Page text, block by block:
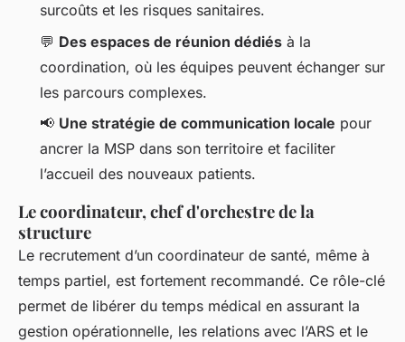
surcoûts et les risques sanitaires.
💬 Des espaces de réunion dédiés à la
coordination, où les équipes peuvent échanger sur
les parcours complexes.
📢 Une stratégie de communication locale pour
ancrer la MSP dans son territoire et faciliter
l’accueil des nouveaux patients.
Le coordinateur, chef d'orchestre de la
structure
Le recrutement d’un coordinateur de santé, même à
temps partiel, est fortement recommandé. Ce rôle-clé
permet de libérer du temps médical en assurant la
gestion opérationnelle, les relations avec l’ARS et le